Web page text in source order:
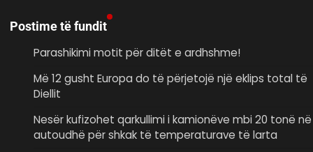
Postime të fundit
Parashikimi motit për ditët e ardhshme!
Më 12 gusht Europa do të përjetojë një eklips total të
Diellit
Nesër kufizohet qarkullimi i kamionëve mbi 20 tonë në
autoudhë për shkak të temperaturave të larta